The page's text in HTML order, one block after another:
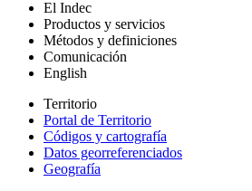
El Indec
Productos y servicios
Métodos y definiciones
Comunicación
English
Territorio
Portal de Territorio
Códigos y cartografía
Datos georreferenciados
Geografía